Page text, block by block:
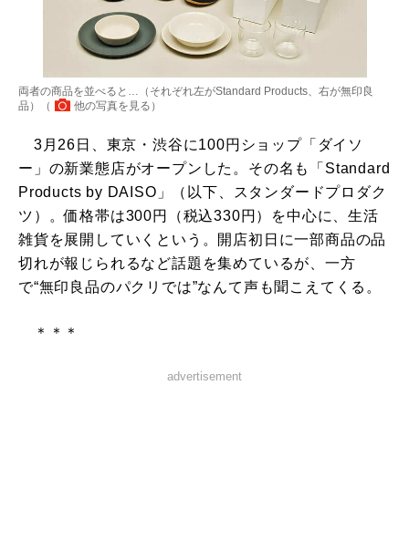
両者の商品を並べると…（それぞれ左がStandard Products、右が無印良
品）（
他の写真を見る ）
3月26日、東京・渋谷に100円ショップ「ダイソ
ー」の新業態店がオープンした。その名も「Standard
Products by DAISO」（以下、スタンダードプロダク
ツ）。価格帯は300円（税込330円）を中心に、生活
雑貨を展開していくという。開店初日に一部商品の品
切れが報じられるなど話題を集めているが、一方
で“無印良品のパクリでは”なんて声も聞こえてくる。
＊＊＊
advertisement